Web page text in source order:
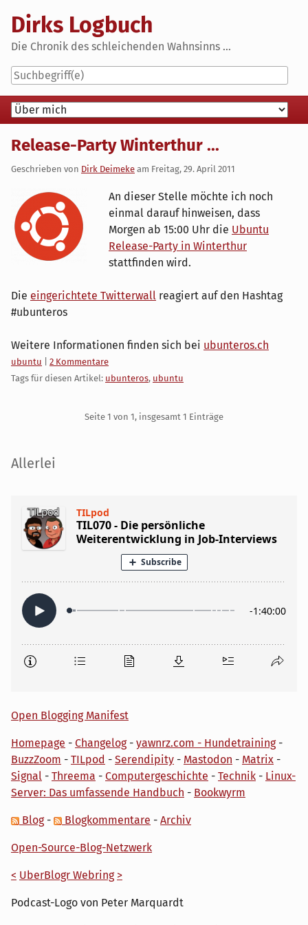
content
Dirks Logbuch
Die Chronik des schleichenden Wahnsinns ...
Navigation
Release-Party Winterthur ...
Geschrieben von Dirk Deimeke am Freitag, 29. April 2011
An dieser Stelle möchte ich noch
einmal darauf hinweisen, dass
Morgen ab 15:00 Uhr die Ubuntu
Release-Party in Winterthur
stattfinden wird.
Die eingerichtete Twitterwall reagiert auf den Hashtag
#ubunteros
Weitere Informationen finden sich bei ubunteros.ch
Kategorien:
ubuntu
2 Kommentare
Tags für diesen Artikel: ubunteros, ubuntu
Seite 1 von 1, insgesamt 1 Einträge
Seitenleiste
Allerlei
Open Blogging Manifest
Homepage - Changelog- yawnrz.com - Hundetraining-
BuzzZoom - TILpod - Serendipity - Mastodon - Matrix -
Signal - Threema - Computergeschichte - Technik - Linux-
Server: Das umfassende Handbuch - Bookwyrm
Blog- Blogkommentare - Archiv
Open-Source-Blog-Netzwerk
< UberBlogr Webring >
Podcast-Logo von Peter Marquardt